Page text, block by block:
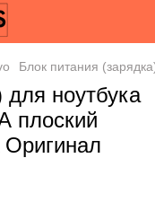
Блок питания
для ноутбука
плоский